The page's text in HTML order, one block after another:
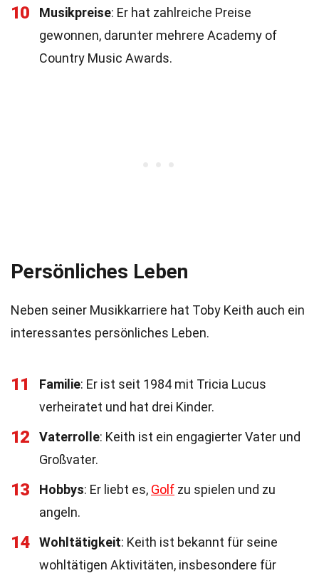
10 Musikpreise: Er hat zahlreiche Preise
gewonnen, darunter mehrere Academy of
Country Music Awards.
Persönliches Leben
Neben seiner Musikkarriere hat Toby Keith auch ein
interessantes persönliches Leben.
11 Familie: Er ist seit 1984 mit Tricia Lucus
verheiratet und hat drei Kinder.
12 Vaterrolle: Keith ist ein engagierter Vater und
Großvater.
13 Hobbys: Er liebt es, Golf zu spielen und zu
angeln.
14 Wohltätigkeit: Keith ist bekannt für seine
wohltätigen Aktivitäten, insbesondere für